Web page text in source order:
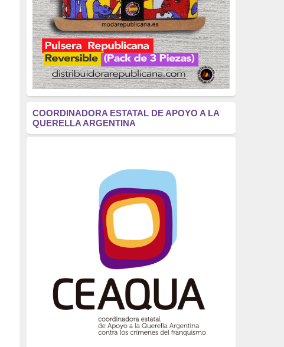
Cultura
(2163)
Guerra
(1674)
genocidio
(1234)
mujer
(1070)
Eventos
(914)
Crímenes del franquismo
(721)
(699)
(607)
neofranquismo
(567)
Justicia Universal
Derechos Humanos
(522)
Nacionalcatolicismo
(514)
COORDINADORA ESTATAL DE APOYO A LA
QUERELLA ARGENTINA